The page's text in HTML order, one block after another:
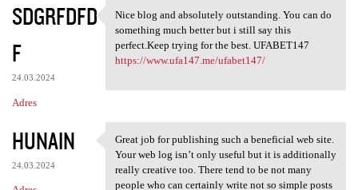
SDGRFDFD
F
24.03.2024
Adres
Nice blog and absolutely
Nice blog and absolutely outstanding. You can do
something much better but i still say this
perfect.Keep trying for the best. UFABET147
https://www.ufa147.me/ufabet147/
HUNAIN
24.03.2024
Great job for publishing such
Great job for publishing such a beneficial web site.
Your web log isn’t only useful but it is additionally
really creative too. There tend to be not many
people who can certainly write not so simple posts